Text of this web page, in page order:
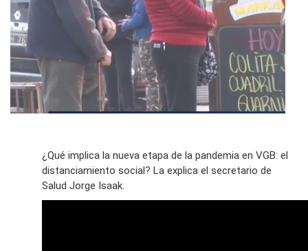
¿Qué implica la nueva etapa de la pandemia en VGB: el
distanciamiento social? La explica el secretario de
Salud Jorge Isaak.